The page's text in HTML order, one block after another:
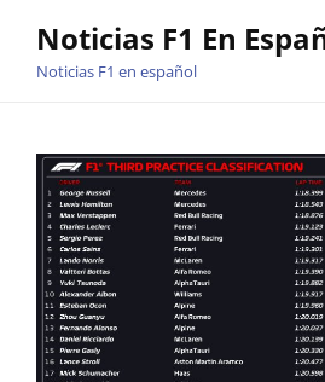
Noticias F1 En
Noticias F1 en español